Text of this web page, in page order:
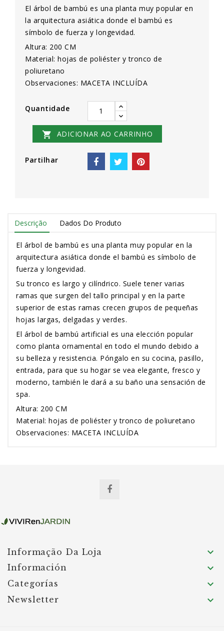
El árbol de bambú es una planta muy popular en
la arquitectura asiática donde el bambú es
símbolo de fuerza y longevidad.
Altura: 200 CM
Material: hojas de poliéster y tronco de
poliuretano
Observaciones: MACETA INCLUÍDA
Quantidade
 ADICIONAR AO CARRINHO
Partilhar
Descrição Dados Do Produto
El árbol de bambú es una planta muy popular en la
arquitectura asiática donde el bambú es símbolo de
fuerza y longevidad.
Su tronco es largo y cilíndrico. Suele tener varias
ramas que surgen del tallo principal y en la parte
superior de estas ramas crecen grupos de pequeñas
hojas largas, delgadas y verdes.
El árbol de bambú artificial es una elección popular
como planta ornamental en todo el mundo debido a
su belleza y resistencia. Póngalo en su cocina, pasillo,
entrada, para que su hogar se vea elegante, fresco y
moderno, también le dará a su baño una sensación de
spa.
Altura: 200 CM
Material: hojas de poliéster y tronco de poliuretano
Observaciones: MACETA INCLUÍDA
Informação Da Loja 
Información 
Categorías 
Newsletter 